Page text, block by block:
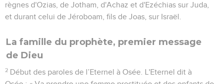
règnes d'Ozias, de Jotham, d'Achaz et d'Ezéchias sur Juda,
et durant celui de Jéroboam, fils de Joas, sur Israël.
La famille du prophète, premier message
de Dieu
2 Début des paroles de l’Eternel à Osée. L'Eternel dit à